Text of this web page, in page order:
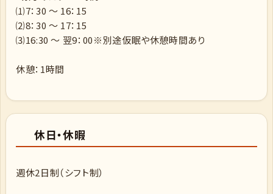
⑴7：30 ～ 16：15
⑵8：30 ～ 17：15
⑶16:30 ～ 翌9：00※別途仮眠や休憩時間あり
休憩：1時間
休日・休暇
週休2日制（シフト制）